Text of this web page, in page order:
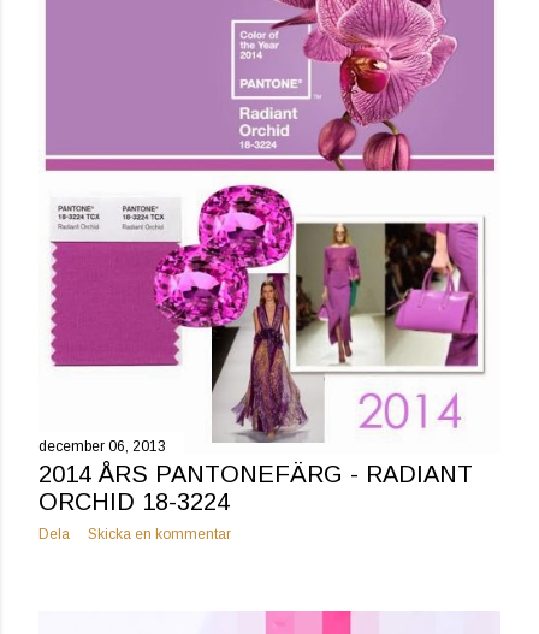
december 06, 2013
2014 ÅRS PANTONEFÄRG - RADIANT
ORCHID 18-3224
Dela Skicka en kommentar